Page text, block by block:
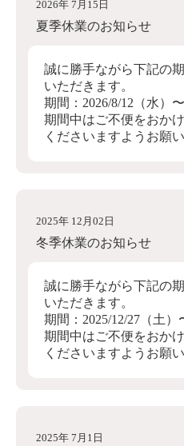
2026年 7月15日
夏季休業のお知らせ
誠に勝手ながら下記の
いただきます。
期間：2026/8/12（水）〜
期間中はご不便をおか
くださいますようお願
2025年 12月02日
冬季休業のお知らせ
誠に勝手ながら下記の
いただきます。
期間：2025/12/27（土）
期間中はご不便をおか
くださいますようお願
2025年 7月1日